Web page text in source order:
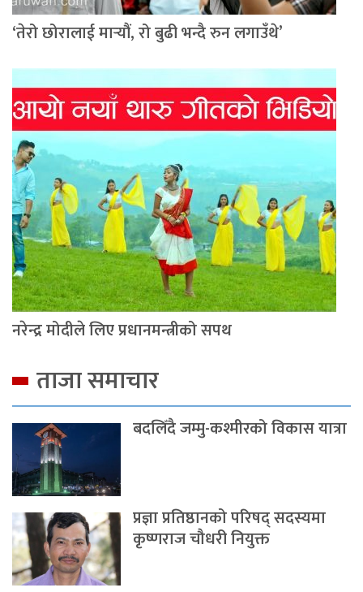
‘तेरो छोरालाई मार्‍यौं, रो बुढी भन्दै रुन लगाउँथे’
नरेन्द्र मोदीले लिए प्रधानमन्त्रीको सपथ
ताजा समाचार
बदलिँदै जम्मु-कश्मीरको विकास यात्रा
प्रज्ञा प्रतिष्ठानको परिषद् सदस्यमा
कृष्णराज चौधरी नियुक्त